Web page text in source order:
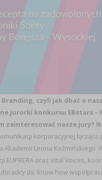
czyli jak dbać o
jurorki konkursu EBstars –
zainteresować nasze jury?
korporacyjnej
Leona Koźmińskiego.
EUPRERA oraz Vital Voices,
ds. know how